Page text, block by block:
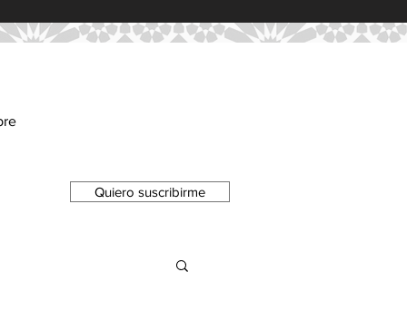
Quiero suscribirme